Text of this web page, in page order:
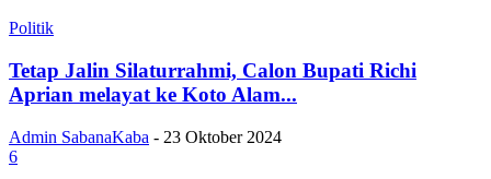
Politik
Tetap Jalin Silaturrahmi, Calon Bupati Richi
Aprian melayat ke Koto Alam...
Admin SabanaKaba - 23 Oktober 2024
6